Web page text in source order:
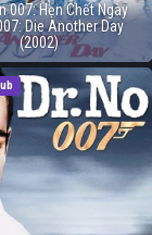
007: Hẹn Chết Ngày
Die Another Day
(2002)